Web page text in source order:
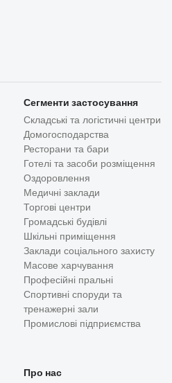
Сегменти застосування
Складські та логістичні центри
Домогосподарства
Ресторани та бари
Готелі та засоби розміщення
Оздоровлення
Медичні заклади
Торгові центри
Громадські будівлі
Шкільні приміщення
Заклади соціального захисту
Масове харчування
Професійні пральні
Спортивні споруди та
тренажерні зали
Промислові підприємства
Про нас